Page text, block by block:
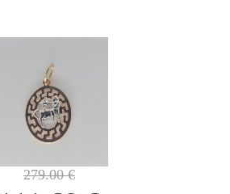
279.00€